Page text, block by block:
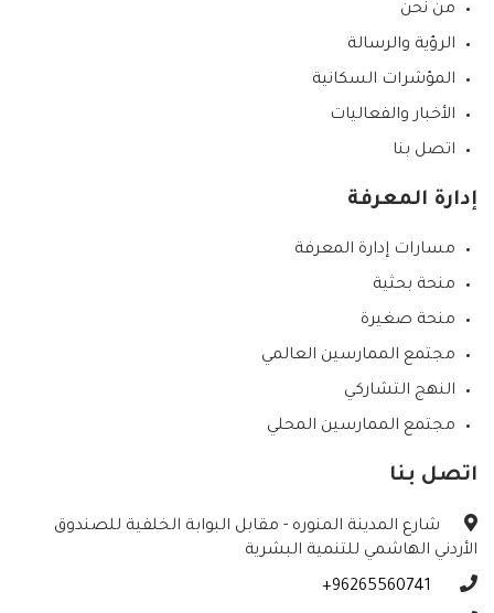
من نحن
الرؤية والرسالة
المؤشرات السكانية
الأخبار والفعاليات
اتصل بنا
إدارة المعرفة
مسارات إدارة المعرفة
منحة بحثية
منحة صغيرة
مجتمع الممارسين العالمي
النهج التشاركي
مجتمع الممارسين المحلي
اتصل بنا
شارع المدينة المنوره - مقابل البوابة الخلفية للصندوق
الأردني الهاشمي للتنمية البشرية